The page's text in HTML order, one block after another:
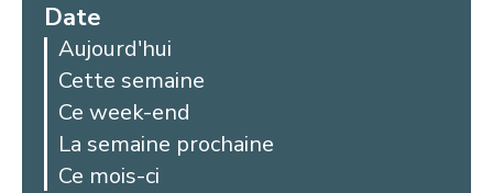
Date
Aujourd'hui
Cette semaine
Ce week-end
La semaine prochaine
Ce mois-ci